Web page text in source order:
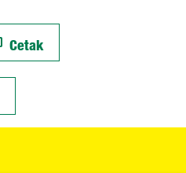
Cetak